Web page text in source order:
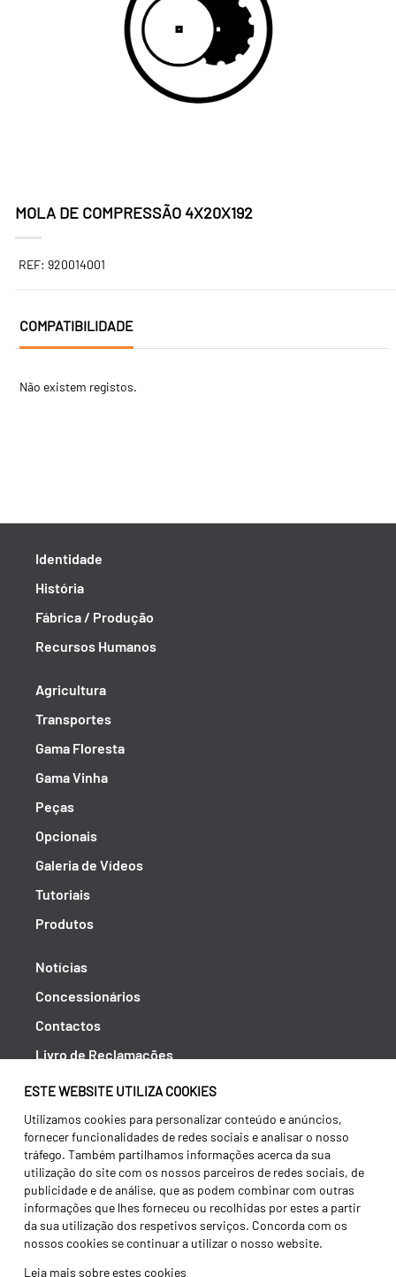
ESTE WEBSITE UTILIZA COOKIES
Utilizamos cookies para personalizar conteúdo e anúncios,
fornecer funcionalidades de redes sociais e analisar o nosso
tráfego. Também partilhamos informações acerca da sua
utilização do site com os nossos parceiros de redes sociais, de
publicidade e de análise, que as podem combinar com outras
informações que lhes forneceu ou recolhidas por estes a partir
da sua utilização dos respetivos serviços. Concorda com os
nossos cookies se continuar a utilizar o nosso website.
Leia mais sobre estes cookies
MOLA DE COMPRESSÃO 4X20X192
REF: 920014001
COMPATIBILIDADE
Não existem registos.
Identidade
História
Fábrica / Produção
Recursos Humanos
Agricultura
Transportes
Gama Floresta
Gama Vinha
Peças
Opcionais
Galeria de Vídeos
Tutoriais
Produtos
Notícias
Concessionários
Contactos
Livro de Reclamações
Política de Privacidade
Canal de Denúncias (RGPC)
Termos e condições